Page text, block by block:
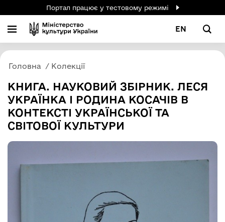
Портал працює у тестовому режимі
EN
Головна Колекції
КНИГА. НАУКОВИЙ ЗБІРНИК. ЛЕСЯ
УКРАЇНКА І РОДИНА КОСАЧІВ В
КОНТЕКСТІ УКРАЇНСЬКОЇ ТА
СВІТОВОЇ КУЛЬТУРИ